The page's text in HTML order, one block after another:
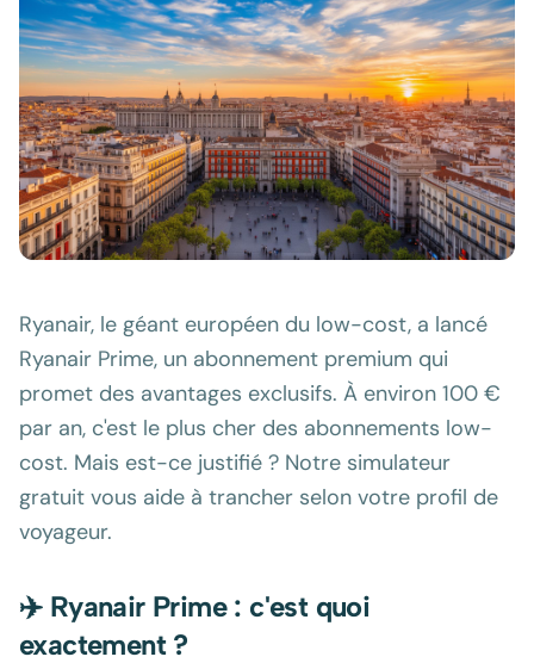
Ryanair, le géant européen du low-cost, a lancé
Ryanair Prime, un abonnement premium qui
promet des avantages exclusifs. À environ 100 €
par an, c'est le plus cher des abonnements low-
cost. Mais est-ce justifié ? Notre simulateur
gratuit vous aide à trancher selon votre profil de
voyageur.
✈️ Ryanair Prime : c'est quoi
exactement ?